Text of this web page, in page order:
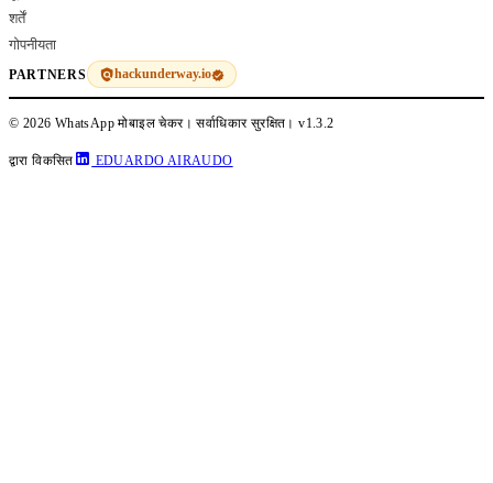
शर्तें
गोपनीयता
PARTNERS hackunderway.io
© 2026 WhatsApp मोबाइल चेकर। सर्वाधिकार सुरक्षित।v1.3.2
द्वारा विकसित EDUARDO AIRAUDO